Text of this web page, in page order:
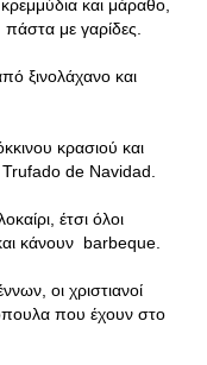
και μάραθο,
με γαρίδες.
ξινολάχανο και
κρασιού και
de Navidad.
έτσι όλοι
κάνουν barbeque.
οι χριστιανοί
που έχουν στο